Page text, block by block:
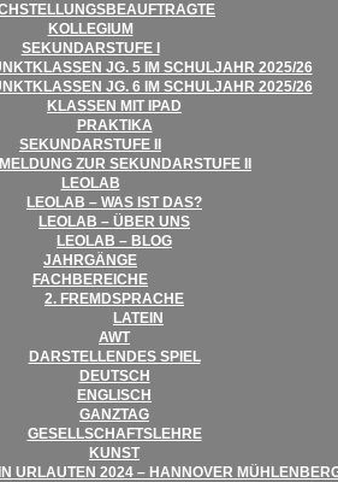
KOL­LE­GIUM
SEKUN­DAR­STUFE I
JG. 5 IM SCHUL­JAHR 2025/​​26
JG. 6 IM SCHUL­JAHR 2025/​​26
KLAS­SEN MIT IPAD
PRAK­TIKA
SEKUN­DAR­STUFE II
ZUR SEKUN­DAR­STUFE II
LEO­LAB
LEO­LAB – WAS IST DAS?
LEO­LAB – ÜBER UNS
LEO­LAB – BLOG
JAHR­GÄNGE
FACH­BE­REI­CHE
2. FREMD­SPRA­CHE
LATEIN
AWT
DAR­STEL­LEN­DES SPIEL
DEUTSCH
ENG­LISCH
GANZ­TAG
GESELL­SCHAFTS­LEHRE
KUNST
URLAU­TEN 2024 – HAN­NO­VER